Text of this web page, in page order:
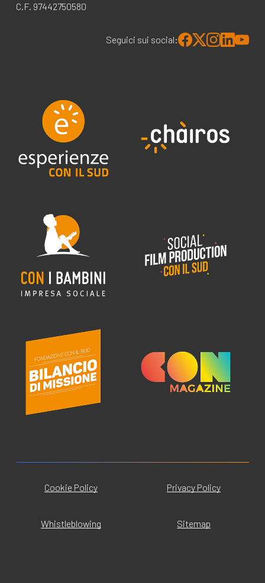
C.F. 97442750580
Seguici sui social:
Cookie Policy Privacy Policy
Whistleblowing Sitemap